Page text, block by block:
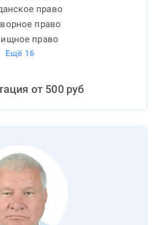
право
право
право
Ещё 16
от 500руб